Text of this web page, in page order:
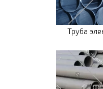
Труба